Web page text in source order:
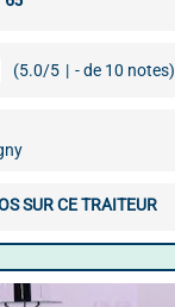
(5.0/5 | - de 10 notes)
SUR CE TRAITEUR